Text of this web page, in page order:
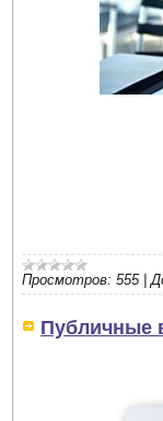
Просмотров: 555 |
Публичные